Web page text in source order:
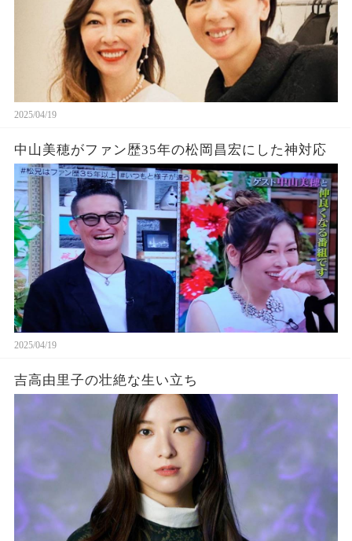
2025/04/19
中山美穂がファン歴35年の松岡昌宏にした神対応
2025/04/19
吉高由里子の壮絶な生い立ち